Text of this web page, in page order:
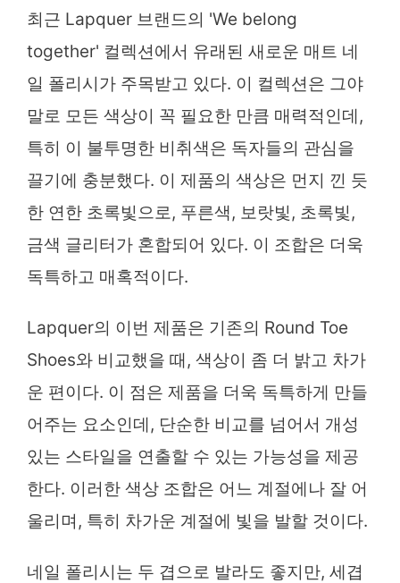
최근 Lapquer 브랜드의 'We belong
together' 컬렉션에서 유래된 새로운 매트 네
일 폴리시가 주목받고 있다. 이 컬렉션은 그야
말로 모든 색상이 꼭 필요한 만큼 매력적인데,
특히 이 불투명한 비취색은 독자들의 관심을
끌기에 충분했다. 이 제품의 색상은 먼지 낀 듯
한 연한 초록빛으로, 푸른색, 보랏빛, 초록빛,
금색 글리터가 혼합되어 있다. 이 조합은 더욱
독특하고 매혹적이다.
Lapquer의 이번 제품은 기존의 Round Toe
Shoes와 비교했을 때, 색상이 좀 더 밝고 차가
운 편이다. 이 점은 제품을 더욱 독특하게 만들
어주는 요소인데, 단순한 비교를 넘어서 개성
있는 스타일을 연출할 수 있는 가능성을 제공
한다. 이러한 색상 조합은 어느 계절에나 잘 어
울리며, 특히 차가운 계절에 빛을 발할 것이다.
네일 폴리시는 두 겹으로 발라도 좋지만, 세겹